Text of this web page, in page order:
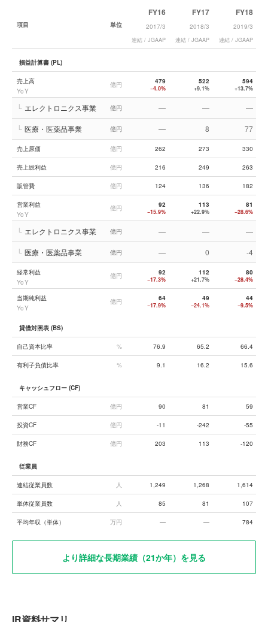
項目 単位
FY16
2017/3
連結 / JGAAP
FY17
2018/3
連結 / JGAAP
FY18
2019/3
連結 / JGAAP
損益計算書 (PL)
売上高
YoY
億円 479
−4.0%
522
+9.1%
594
+13.7%
└ エレクトロニクス事業 億円 — — —
└ 医療・医薬品事業 億円 — 8 77
売上原価 億円 262 273 330
売上総利益 億円 216 249 263
販管費 億円 124 136 182
営業利益
YoY
億円 92
−15.9%
113
+22.9%
81
−28.6%
└ エレクトロニクス事業 億円 — — —
└ 医療・医薬品事業 億円 — 0 -4
経常利益
YoY
億円 92
−17.3%
112
+21.7%
80
−28.4%
当期純利益
YoY
億円 64
−17.9%
49
−24.1%
44
−9.5%
貸借対照表 (BS)
自己資本比率 % 76.9 65.2 66.4
有利子負債比率 % 9.1 16.2 15.6
キャッシュフロー (CF)
営業CF 億円 90 81 59
投資CF 億円 -11 -242 -55
財務CF 億円 203 113 -120
従業員
連結従業員数 人 1,249 1,268 1,614
単体従業員数 人 85 81 107
平均年収（単体） 万円 — — 784
より詳細な長期業績（21か年）を見る